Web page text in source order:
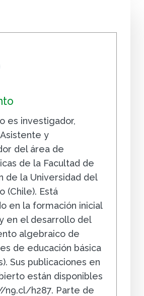
es investigador,
y
del área de
de la Facultad de
de la Universidad del
(Chile). Está
en la formación inicial
en el desarrollo del
algebraico de
de educación básica
Sus publicaciones en
están disponibles
n9.cl/h287. Parte de